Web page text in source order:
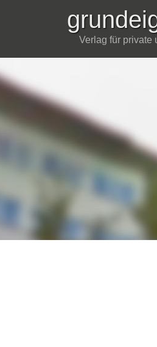
Verlag für private